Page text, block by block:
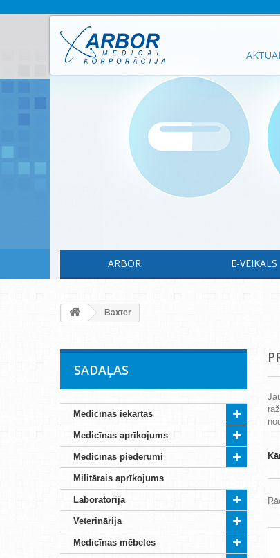
ARBOR E-VEIKALS
Baxter
SADAĻAS
Medicīnas iekārtas
Medicīnas aprīkojums
Medicīnas piederumi
Militārais aprīkojums
Laboratorija
Veterinārija
Medicīnas mēbeles